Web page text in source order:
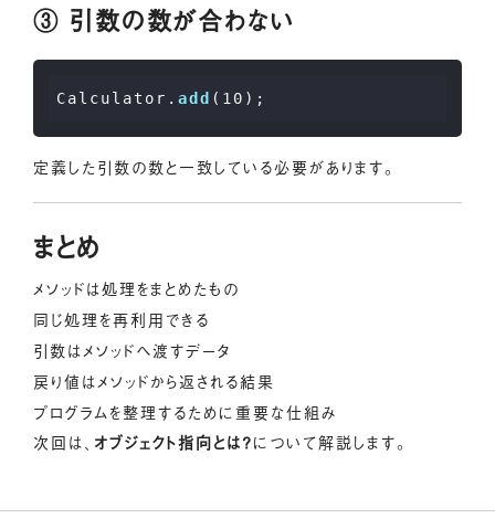
③ 引数の数が合わない
Calculator. add ( 10
定義した引数の数と一致している必要があります。
まとめ
メソッドは処理をまとめたもの
同じ処理を再利用できる
引数はメソッドへ渡すデータ
戻り値はメソッドから返される結果
プログラムを整理するために重要な仕組み
次回は、 オブジェクト指向とは？について解説します。